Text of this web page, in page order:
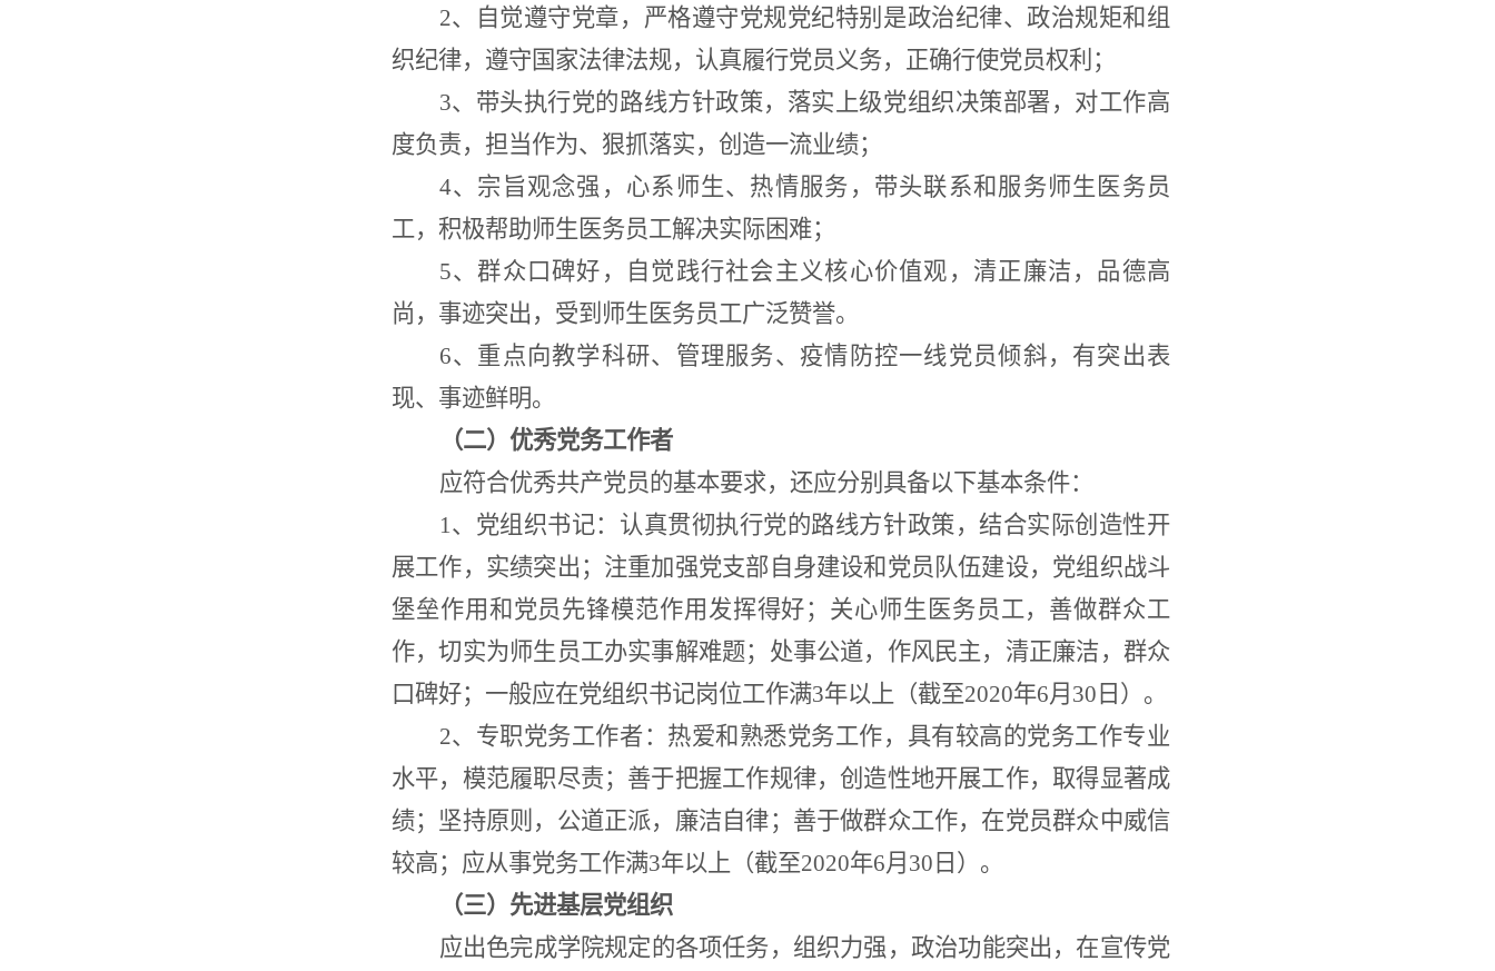
2、自觉遵守党章，严格遵守党规党纪特别是政治纪律、政治规矩和组
织纪律，遵守国家法律法规，认真履行党员义务，正确行使党员权利；
3、带头执行党的路线方针政策，落实上级党组织决策部署，对工作高
度负责，担当作为、狠抓落实，创造一流业绩；
4、宗旨观念强，心系师生、热情服务，带头联系和服务师生医务员
工，积极帮助师生医务员工解决实际困难；
5、群众口碑好，自觉践行社会主义核心价值观，清正廉洁，品德高
尚，事迹突出，受到师生医务员工广泛赞誉。
6、 重点向教学科研、管理服务、疫情防控一线党员倾斜， 有突出表
现、事迹鲜明。
（二）优秀党务工作者
应符合优秀共产党员的基本要求，还应分别具备以下基本条件：
1、党组织书记：认真贯彻执行党的路线方针政策，结合实际创造性开
展工作，实绩突出；注重加强党支部 自身建设和党员队伍建设，党组织战斗
堡垒作用和党员先锋模范作用发挥得好；关心师生医务员工，善做群众工
作，切实为师生 员工办实事解难题；处事公道，作风民主，清正廉洁，群众
口碑好；一般应在党组织书记岗位工作满3年以上（截至2020年6月30日）。
2、 专职党务工作者：热爱和熟悉党务工作，具有较高的党务工作专业
水平，模范履职尽责；善于把握工作规律，创造性地开展工作，取得显著成
绩；坚持原则，公道正派，廉洁自律；善于做群众工作，在党员群众中威信
较高；应从事党务工作满3年以上（截至2020年6月30日）。
（三）先进基层党组织
应出色完成学院规定的各项任务，组织力强，政治功能突出，在宣传党